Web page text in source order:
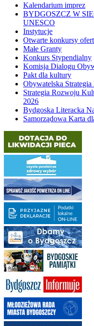
Kalendarium imprez
BYDGOSZCZ W
UNESCO
Instytucje
Otwarte konkursy ofert
Małe Granty
Konkurs Stypendialny
Komisja Dialogu
Pakt dla kultury
Obywatelska
Strategia Rozwoju
2026
Bydgoska Literacka
Samorządowa Karta